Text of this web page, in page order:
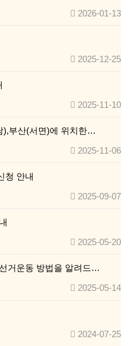
2026-01-13
2025-12-25
2025-11-10
),부산(서면)에 위치한…
2025-11-06
청 안내
2025-09-07
2025-05-20
거운동 방법을 알려드…
2025-05-14
2024-07-25